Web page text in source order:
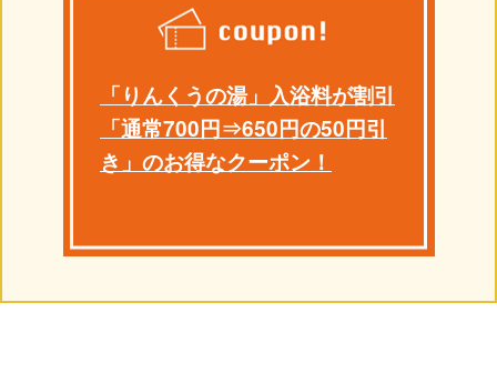
「りんくうの湯」入浴料が割引
「通常700円⇒650円の50円引
き」のお得なクーポン！